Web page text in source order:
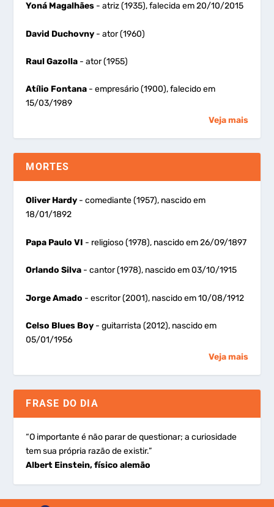
Yoná Magalhães - atriz (1935), falecida em 20/10/2015
David Duchovny - ator (1960)
Raul Gazolla - ator (1955)
Atílio Fontana - empresário (1900), falecido em
15/03/1989
Veja mais
MORTES
Oliver Hardy - comediante (1957), nascido em
18/01/1892
Papa Paulo VI - religioso (1978), nascido em 26/09/1897
Orlando Silva - cantor (1978), nascido em 03/10/1915
Jorge Amado - escritor (2001), nascido em 10/08/1912
Celso Blues Boy - guitarrista (2012), nascido em
05/01/1956
Veja mais
FRASE DO DIA
“O importante é não parar de questionar; a curiosidade
tem sua própria razão de existir.”
Albert Einstein, físico alemão